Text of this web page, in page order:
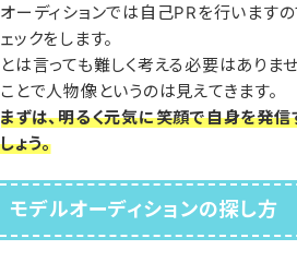
オーディションでは自己PRを行います
ェックをします。
とは言っても難しく考える必要はありま
ことで人物像というのは見えてきます。
まずは、明るく元気に笑顔で自身を発信
しょう。
モデルオーディションの探し方